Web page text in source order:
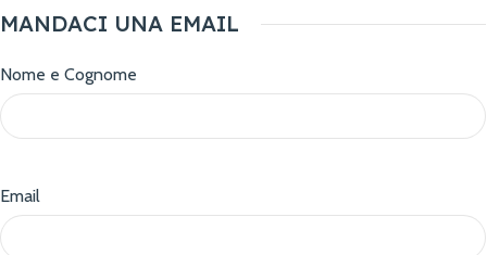
MANDACI UNA EMAIL
Nome e Cognome
Email